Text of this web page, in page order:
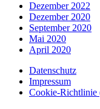
Dezember 2022
Dezember 2020
September 2020
Mai 2020
April 2020
Datenschutz
Impressum
Cookie-Richtlinie